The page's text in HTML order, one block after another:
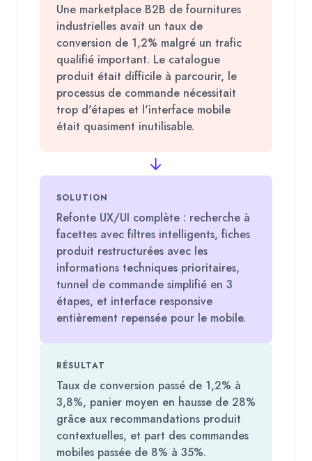
Une marketplace B2B de fournitures
industrielles avait un taux de
conversion de 1,2% malgré un trafic
qualifié important. Le catalogue
produit était difficile à parcourir, le
processus de commande nécessitait
trop d'étapes et l'interface mobile
était quasiment inutilisable.
→
SOLUTION
Refonte UX/UI complète : recherche à
facettes avec filtres intelligents, fiches
produit restructurées avec les
informations techniques prioritaires,
tunnel de commande simplifié en 3
étapes, et interface responsive
entièrement repensée pour le mobile.
RÉSULTAT
Taux de conversion passé de 1,2% à
3,8%, panier moyen en hausse de 28%
grâce aux recommandations produit
contextuelles, et part des commandes
mobiles passée de 8% à 35%.